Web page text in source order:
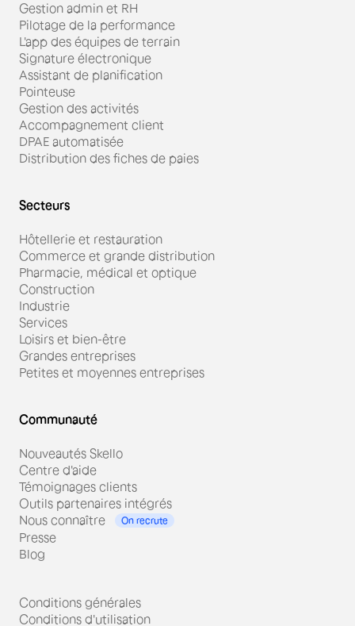
Gestion admin et RH
Pilotage de la performance
L'app des équipes de terrain
Signature électronique
Assistant de planification
Pointeuse
Gestion des activités
Accompagnement client
DPAE automatisée
Distribution des fiches de paies
Secteurs
Hôtellerie et restauration
Commerce et grande distribution
Pharmacie, médical et optique
Construction
Industrie
Services
Loisirs et bien-être
Grandes entreprises
Petites et moyennes entreprises
Communauté
Nouveautés Skello
Centre d'aide
Témoignages clients
Outils partenaires intégrés
Nous connaître
On recrute
Presse
Blog
Conditions générales
Conditions d'utilisation